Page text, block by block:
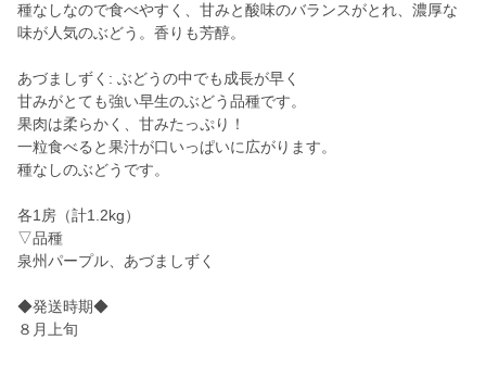
種なしなので食べやすく、甘みと酸味のバランスがとれ、濃厚な
味が人気のぶどう。香りも芳醇。
あづましずく: ぶどうの中でも成長が早く
甘みがとても強い早生のぶどう品種です。
果肉は柔らかく、甘みたっぷり！
一粒食べると果汁が口いっぱいに広がります。
種なしのぶどうです。
各1房（計1.2kg）
▽品種
泉州パープル、あづましずく
◆発送時期◆
８月上旬